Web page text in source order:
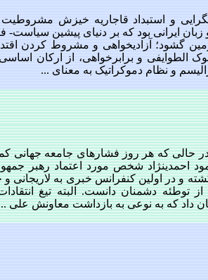
و استبداد قاجاریه خیزش مشروطیت
زبان ایرانی بود که بر دنیای پیشین سیاست-
گشود؛ آزادیخواهی و مشروط کردن
الطوایفی و برابرخواهی، از ارکان
و نظام دموکراتیک به معنای ...
حالی که هر روز فشارهای جامعه جهانی
احمدی‏نژاد شخص مورد اعتماد رهبر
و در اولین کنفرانس خبری به لاریجانی
توطئه دشمنان دانست. البته تیغ
که به نوعی به بازداشت معاونش علی